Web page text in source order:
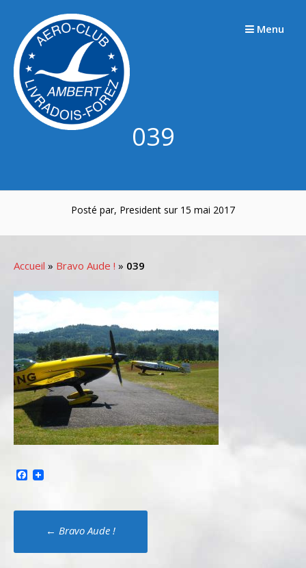
contenu
Menu
039
Posté par, President sur 15 mai 2017
Accueil » Bravo Aude ! » 039
Facebook
Poste
navigation
← Bravo Aude !